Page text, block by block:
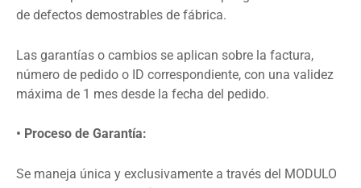
de defectos demostrables de fábrica.
Las garantías o cambios se aplican sobre la factura,
número de pedido o ID correspondiente, con una validez
máxima de 1 mes desde la fecha del pedido.
• Proceso de Garantía:
Se maneja única y exclusivamente a través del MODULO